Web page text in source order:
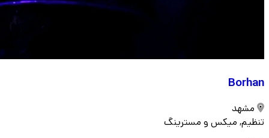
Borhan
مشهد
تنظیم, میکس و مسترینگ